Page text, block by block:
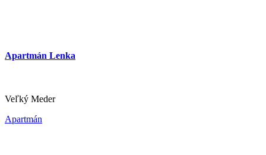
Apartmán Lenka
Veľký Meder
Apartmán